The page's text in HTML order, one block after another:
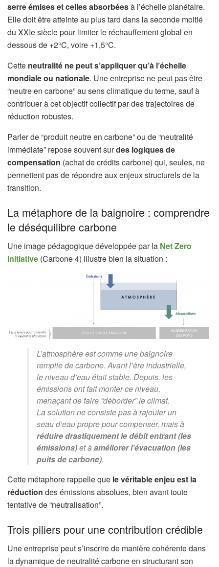
serre émises et celles absorbéesà l’échelle planétaire.
Elle doit être atteinte au plus tard dans la seconde moitié
du XXIe siècle pour limiter le réchauffement global en
dessous de +2°C, voire +1,5°C.
Cette neutralité ne peut s’appliquer qu’à l’échelle
mondiale ou nationale. Une entreprise ne peut pas être
“neutre en carbone” au sens climatique du terme, sauf à
contribuer à cet objectif collectif par des trajectoires de
réduction robustes.
Parler de “produit neutre en carbone” ou de “neutralité
immédiate” repose souvent surdes logiques de
compensation (achat de crédits carbone) qui, seules, ne
permettent pas de répondre aux enjeux structurels de la
transition.
La métaphore de la baignoire : comprendre
le déséquilibre carbone
Une image pédagogique développée par la Net Zero
Initiative (Carbone 4) illustre bien la situation :
L’atmosphère est comme une baignoire
remplie de carbone. Avant l’ère industrielle,
le niveau d’eau était stable. Depuis, les
émissions ont fait monter ce niveau,
menaçant de faire “déborder” le climat.
La solution ne consiste pas à rajouter un
seau d’eau propre pour compenser, mais à
réduire drastiquement le débit entrant (les
émissions)et àaméliorer l’évacuation (les
puits de carbone).
Cette métaphore rappelle que le véritable enjeu est la
réduction des émissions absolues, bien avant toute
tentative de “neutralisation”.
Trois piliers pour une contribution crédible
Une entreprise peut s’inscrire de manière cohérente dans
la dynamique de neutralité carbone en structurant son